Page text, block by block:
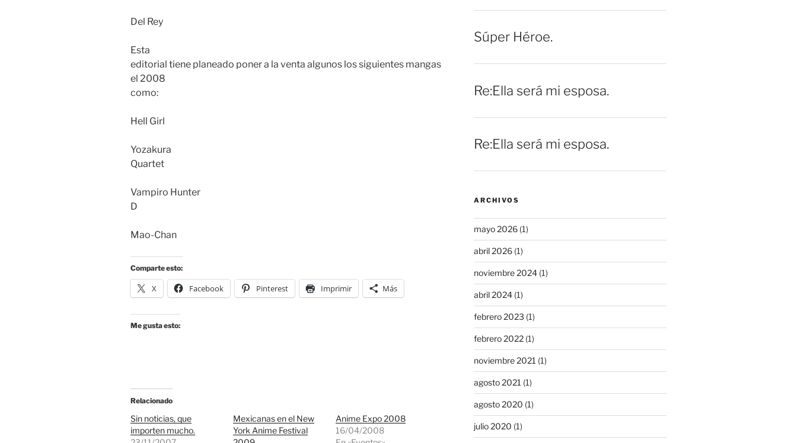
Del Rey
Esta
editorial tiene planeado poner a la venta algunos los siguientes mangas
el 2008
como:
Hell Girl
Yozakura
Quartet
Vampiro Hunter
D
Mao-Chan
Comparte esto:
X Facebook Pinterest Imprimir Más
Me gusta esto:
Relacionado
Sin noticias, que
importen mucho.
Mexicanas en el New
York Anime Festival
Anime Expo 2008
16/04/2008
Súper Héroe.
Re:Ella será mi esposa.
Re:Ella será mi esposa.
ARCHIVOS
mayo 2026(1)
abril 2026(1)
noviembre 2024(1)
abril 2024(1)
febrero 2023 (1)
febrero 2022(1)
noviembre 2021 (1)
agosto 2021 (1)
agosto 2020 (1)
julio 2020 (1)